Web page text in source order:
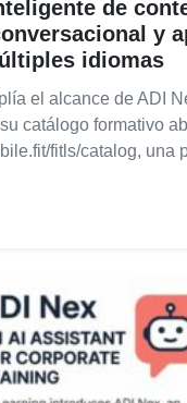
de
y
idiomas
el alcance de ADI
catálogo formativo
fitls/catalog, una